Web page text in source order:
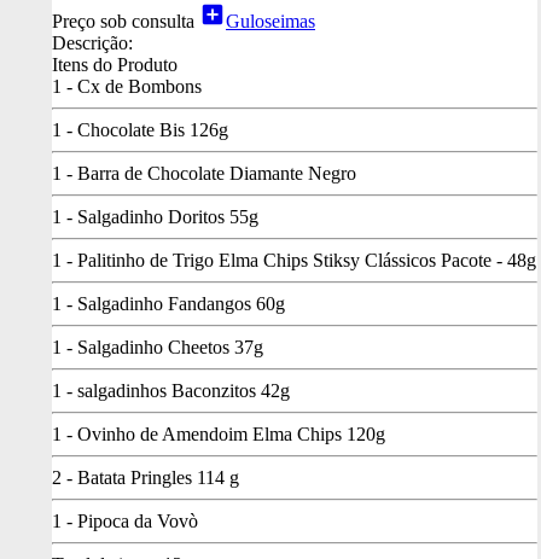
Preço sob consulta add_boxGuloseimas
Descrição:
Itens do Produto
1 - Cx de Bombons
1 - Chocolate Bis 126g
1 - Barra de Chocolate Diamante Negro
1 - Salgadinho Doritos 55g
1 - Palitinho de Trigo Elma Chips Stiksy Clássicos Pacote - 48g
1 - Salgadinho Fandangos 60g
1 - Salgadinho Cheetos 37g
1 - salgadinhos Baconzitos 42g
1 - Ovinho de Amendoim Elma Chips 120g
2 - Batata Pringles 114 g
1 - Pipoca da Vovò